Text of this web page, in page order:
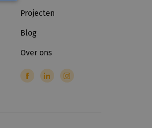
Projecten
Blog
Over ons